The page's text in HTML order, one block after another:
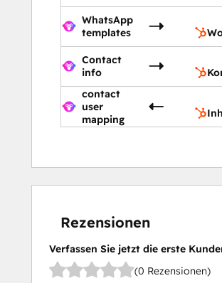
WhatsApp
templates
Contact
info
contact
user
mapping
Rezensionen
Verfassen Sie jetzt die erste
(0 Rezensionen)